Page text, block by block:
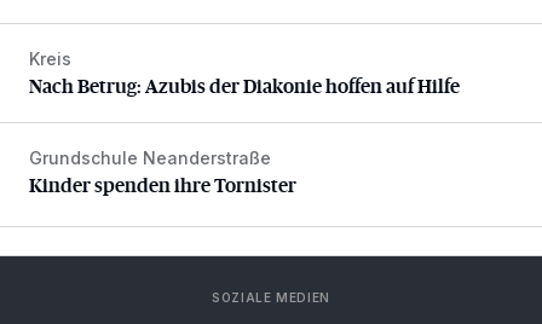
Nach Betrug: Azubis der Diakonie hoffen auf Hilfe
Kreis
Nach Betrug: Azubis der Diakonie hoffen auf Hilfe
Kinder spenden ihre Tornister
Grundschule Neanderstraße
Kinder spenden ihre Tornister
SOZIALE MEDIEN